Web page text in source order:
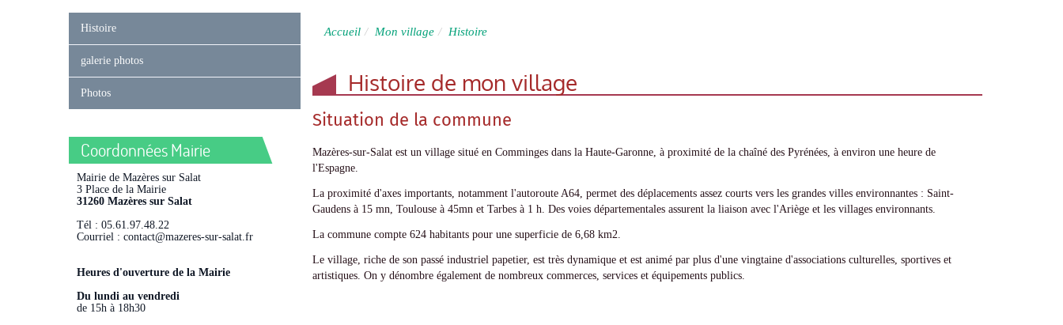
Accueil Mon village Histoire
Histoire de mon village
Situation de la commune
Mazères-sur-Salat est un village situé en Comminges dans la Haute-Garonne, à proximité de la chaîné des Pyrénées, à environ une heure de
l'Espagne.
La proximité d'axes importants, notamment l'autoroute A64, permet des déplacements assez courts vers les grandes villes environnantes : Saint-
Gaudens à 15 mn, Toulouse à 45mn et Tarbes à 1 h. Des voies départementales assurent la liaison avec l'Ariège et les villages environnants.
La commune compte 624 habitants pour une superficie de 6,68 km2.
Le village, riche de son passé industriel papetier, est très dynamique et est animé par plus d'une vingtaine d'associations culturelles, sportives et
artistiques. On y dénombre également de nombreux commerces, services et équipements publics.
Histoire
galerie photos
Photos
Coordonnées Mairie
Mairie de Mazères sur Salat
3 Place de la Mairie
31260 Mazères sur Salat
Tél : 05.61.97.48.22
Courriel : contact@mazeres-sur-salat.fr
Heures d'ouverture de la Mairie
Du lundi au vendredi
de 15h à 18h30